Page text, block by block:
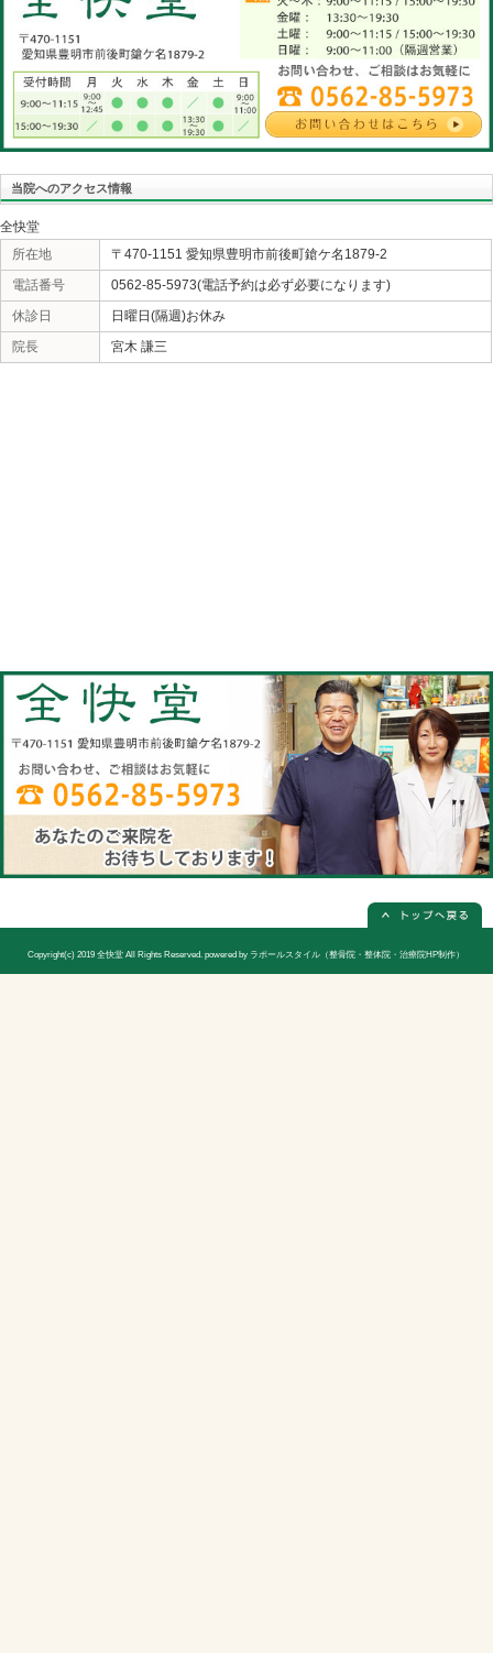
「教えてくりゃ～せっ」と言って頂ければ教えますので
考えないで下さい。放置しておくと脳卒中や頭痛、うつ
能性が有ります。何でも酷くなる前に「ボヤ」のうちに
「『JAF』に売り込もうかなぁ」
«案の定
全快堂
所在地
〒470-1151 愛知県豊明市前後町鎗ケ
電話番号
0562-85-5973(電話予約は必ず必要に
休診日
日曜日(隔週)お休み
院長
宮木 謙三